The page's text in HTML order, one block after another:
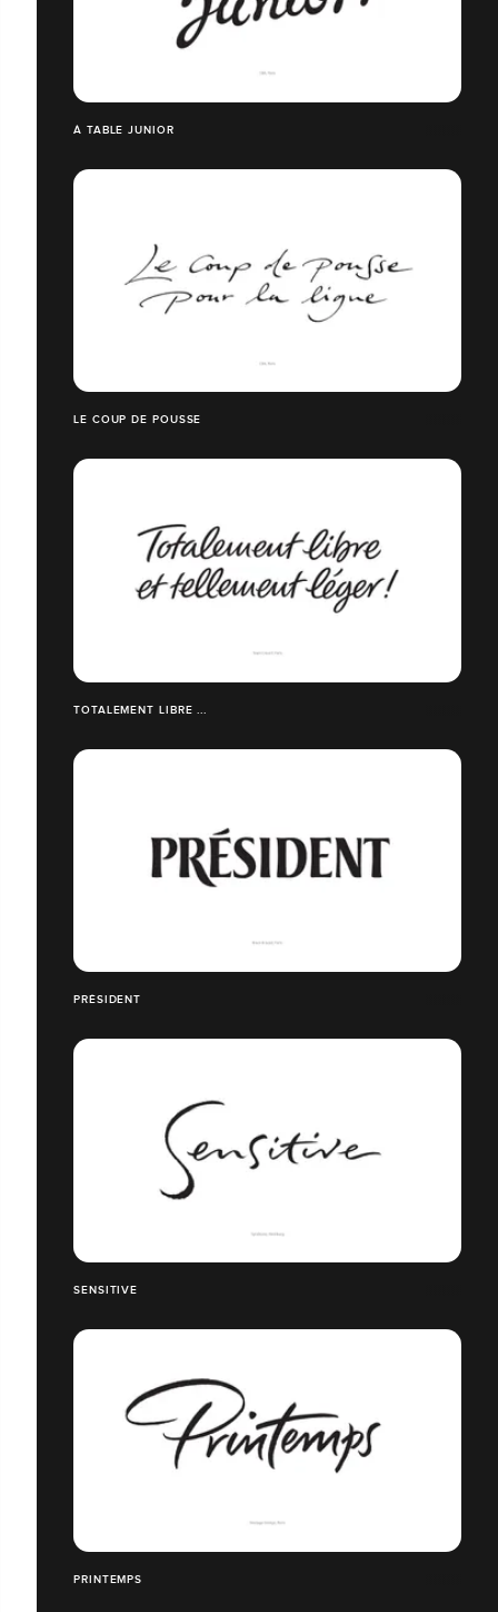
À TABLE JUNIOR
LE COUP DE POUSSE
TOTALEMENT LIBRE ...
PRÉSIDENT
SENSITIVE
PRINTEMPS